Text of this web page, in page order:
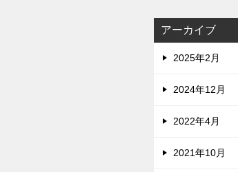
アーカイブ
2025年2月
2024年12月
2022年4月
2021年10月